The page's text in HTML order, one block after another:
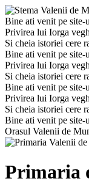
Bine ati venit pe site-
Privirea lui Iorga
Si cheia istoriei cere
Bine ati venit pe site-
Privirea lui Iorga
Si cheia istoriei cere
Bine ati venit pe site-
Privirea lui Iorga
Si cheia istoriei cere
Bine ati venit pe site-
Orasul Valenii de
Primaria